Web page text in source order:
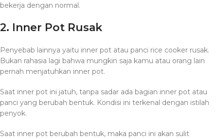
bekerja dengan normal.
2. Inner Pot Rusak
Penyebab lainnya yaitu inner pot atau panci rice cooker rusak.
Bukan rahasia lagi bahwa mungkin saja kamu atau orang lain
pernah menjatuhkan inner pot.
Saat inner pot ini jatuh, tanpa sadar ada bagian inner pot atau
panci yang berubah bentuk. Kondisi ini terkenal dengan istilah
penyok.
Saat inner pot berubah bentuk, maka panci ini akan sulit